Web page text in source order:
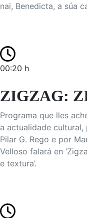
nai, Benedicta, a súa
00:20 h
ZIGZAG:
Programa que lles
a actualidade
Pilar G. Rego e por
Velloso falará en
e textura’.